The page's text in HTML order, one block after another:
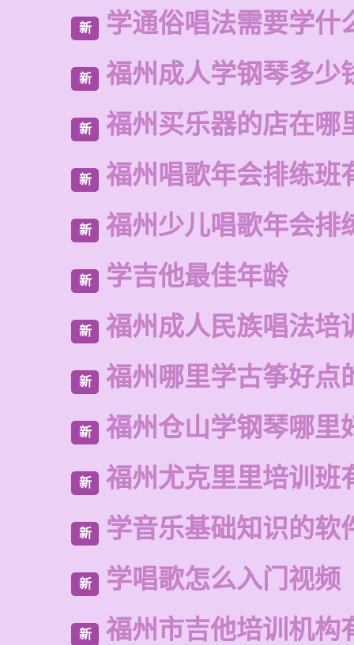
新 学通俗唱法需要学什
新 福州成人学钢琴多少
新 福州买乐器的店在哪
新 福州唱歌年会排练班
新 福州少儿唱歌年会排
新 学吉他最佳年龄
新 福州成人民族唱法培
新 福州哪里学古筝好点
新 福州仓山学钢琴哪里
新 福州尤克里里培训班
新 学音乐基础知识的软
新 学唱歌怎么入门视频
新 福州市吉他培训机构